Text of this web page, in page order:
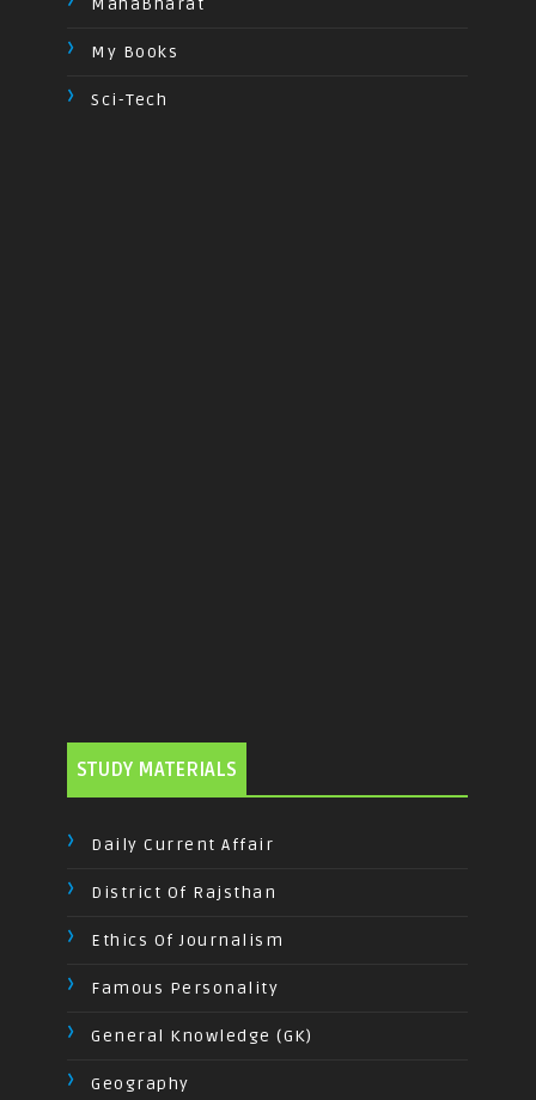
MahaBharat
My Books
Sci-Tech
STUDY MATERIALS
Daily Current Affair
District Of Rajsthan
Ethics Of Journalism
Famous Personality
General Knowledge (GK)
Geography